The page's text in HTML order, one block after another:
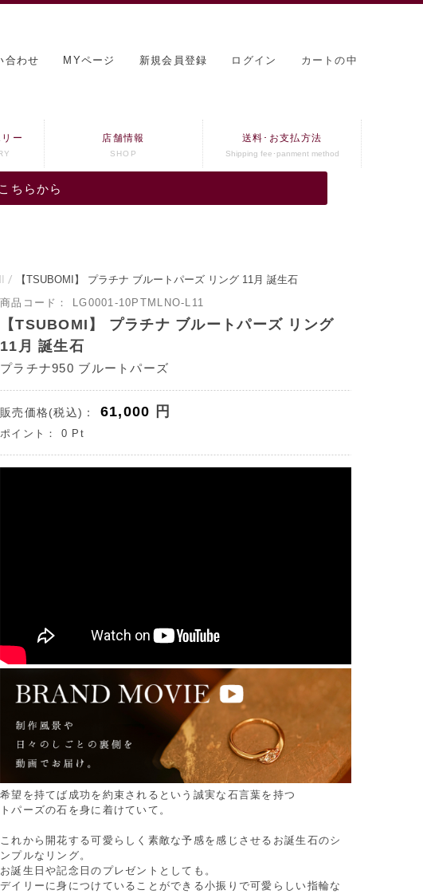
合わせ MYページ 新規会員登録 ログイン カートの中
ちらから
ー 店舗情報
SHOP
送料･お支払方法
Shipping fee･panment method
【TSUBOMI】 プラチナ ブルートパーズ リング 11月 誕生石
商品コード： LG0001-10PTMLNO-L11
【TSUBOMI】 プラチナ ブルートパーズ リング
11月 誕生石
プラチナ950 ブルートパーズ
販売価格(税込)： 61,000 円
ポイント： 0 Pt
希望を持てば成功を約束されるという誠実な石言葉を持つ
トパーズの石を身に着けていて。
これから開花する可愛らしく素敵な予感を感じさせるお誕生石のシ
ンプルなリング。
お誕生日や記念日のプレゼントとしても。
デイリーに身につけていることができる小振りで可愛らしい指輪な